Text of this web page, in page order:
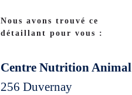
Nous avons trouvé ce
détaillant pour vous :
Centre Nutrition Animal
256 Duvernay